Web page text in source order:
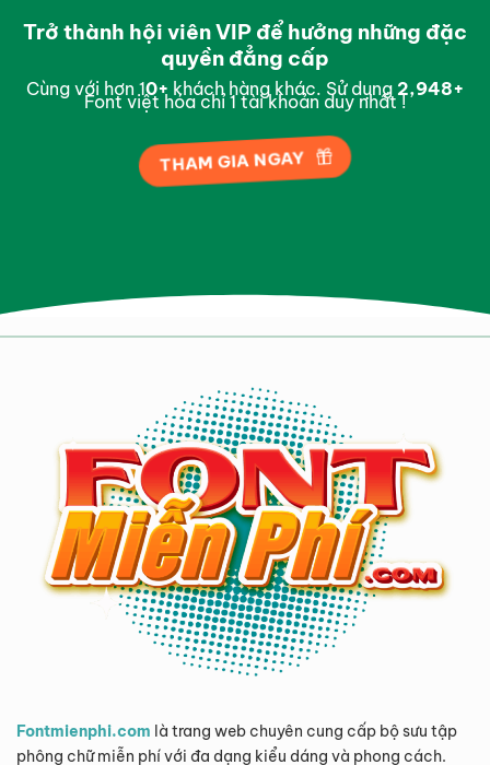
Trở thành hội viên VIP để hưởng những đặc
quyền đẳng cấp
Cùng với hơn 10+ khách hàng khác. Sử dụng 2,997+
Font việt hóa chỉ 1 tài khoản duy nhất !
THAM GIA NGAY
Fontmienphi.com là trang web chuyên cung cấp bộ sưu tập
phông chữ miễn phí với đa dạng kiểu dáng và phong cách.